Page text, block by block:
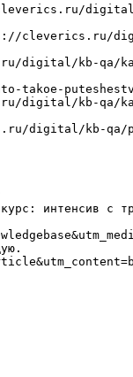
cleverics.ru/
digital/kb-
takoe-
digital/kb-
digital/kb-qa/
интенсив с